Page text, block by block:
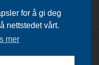
for å gi deg
nettstedet vårt.
mer